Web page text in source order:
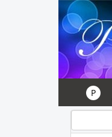
P